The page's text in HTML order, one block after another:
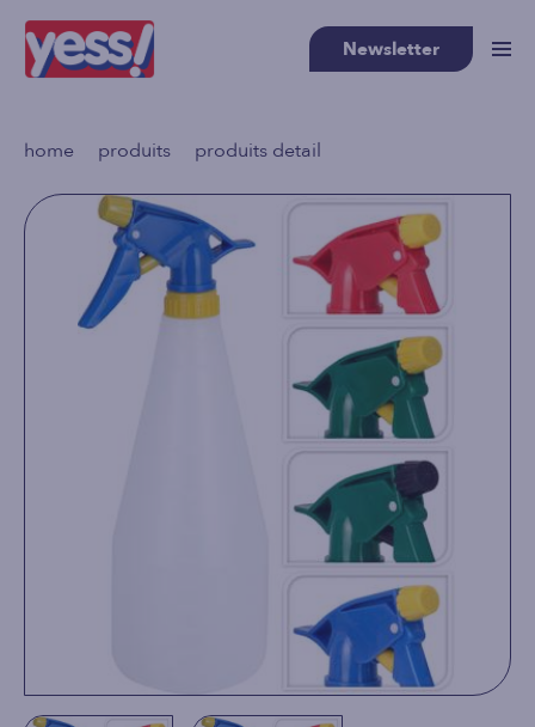
Newsletter
home produits produits detail